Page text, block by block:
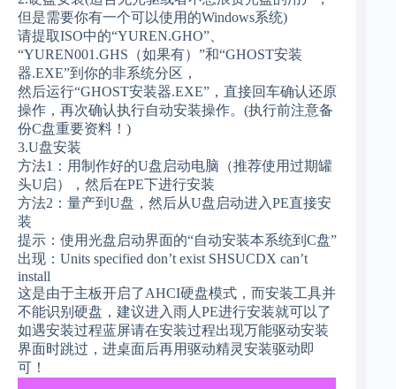
但是需要你有一个可以使用的Windows系统)
请提取ISO中的“YUREN.GHO”、
“YUREN001.GHS（如果有）”和“GHOST安装
器.EXE”到你的非系统分区，
然后运行“GHOST安装器.EXE”，直接回车确认还原
操作，再次确认执行自动安装操作。(执行前注意备
份C盘重要资料！)
3.U盘安装
方法1：用制作好的U盘启动电脑（推荐使用过期罐
头U启），然后在PE下进行安装
方法2：量产到U盘，然后从U盘启动进入PE直接安
装
提示：使用光盘启动界面的“自动安装本系统到C盘”
出现：Units specified don’t exist SHSUCDX can’t
install
这是由于主板开启了AHCI硬盘模式，而安装工具并
不能识别硬盘，建议进入雨人PE进行安装就可以了
如遇安装过程蓝屏请在安装过程出现万能驱动安装
界面时跳过，进桌面后再用驱动精灵安装驱动即
可！